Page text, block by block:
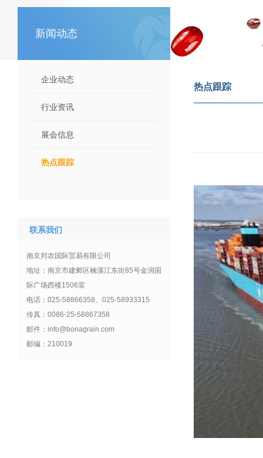
新闻动态
企业动态
行业资讯
展会信息
热点跟踪
联系我们
南京邦农国际贸易有限公司
地址：南京市建邺区楠溪江东街85号金润国
际广场西楼1506室
电话：025-58866358、025-58933315
传真：0086-25-58867358
邮件：info@bonagrain.com
邮编：210019
热点跟踪